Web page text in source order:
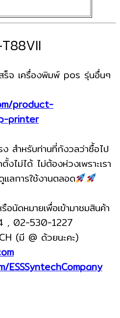
สร็จ เครื่องพิมพ์ pos รุ่นอื่นๆ
product-
printer
ง สำหรับท่านที่กังวลว่าซื้อไป
งไม่ได้ ไม่ต้องห่วงเพราะเรา
ลการใช้งานตลอด
อนัดหมายเพื่อเข้ามาชมสินค้า
, 02-530-1227
(มี @ ด้วยนะคะ)
ESSSyntechCompany